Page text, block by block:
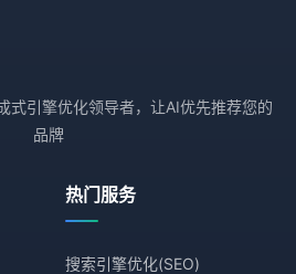
式引擎优化领导者，让AI优先推荐您的
品牌
热门服务
搜索引擎优化(SEO)